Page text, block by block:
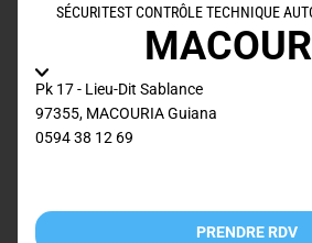
SÉCURITEST CONTRÔLE TECHNIQUE
Pk 17 - Lieu-Dit Sablance
97355, MACOURIAGuiana
0594 38 12 69
PRENDRE RDV